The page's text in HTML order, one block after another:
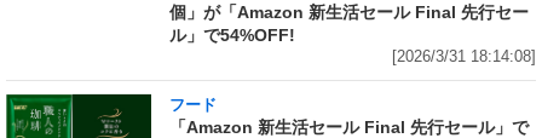
個」が「Amazon 新生活セール Final 先行セー
ル」で54%OFF!
[2026/3/31 18:14:08]
フード
「Amazon 新生活セール Final 先行セール」で